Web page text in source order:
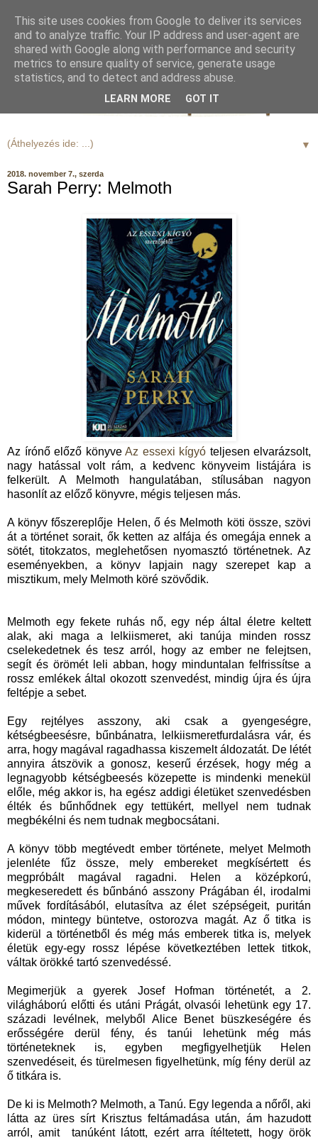
▼
2018. november 7., szerda
Sarah Perry: Melmoth
Az írónő előző könyve Az essexi kígyó teljesen elvarázsolt,
nagy hatással volt rám, a kedvenc könyveim listájára is
felkerült. A Melmoth hangulatában, stílusában nagyon
hasonlít az előző könyvre, mégis teljesen más.
A könyv főszereplője Helen, ő és Melmoth köti össze, szövi
át a történet sorait, ők ketten az alfája és omegája ennek a
sötét, titokzatos, meglehetősen nyomasztó történetnek. Az
eseményekben, a könyv lapjain nagy szerepet kap a
misztikum, mely Melmoth köré szövődik.
Melmoth egy fekete ruhás nő, egy nép által életre keltett
alak, aki maga a lelkiismeret, aki tanúja minden rossz
cselekedetnek és tesz arról, hogy az ember ne felejtsen,
segít és örömét leli abban, hogy minduntalan felfrissítse a
rossz emlékek által okozott szenvedést, mindig újra és újra
feltépje a sebet.
Egy rejtélyes asszony, aki csak a gyengeségre,
kétségbeesésre, bűnbánatra, lelkiismeretfurdalásra vár, és
arra, hogy magával ragadhassa kiszemelt áldozatát. De létét
annyira átszövik a gonosz, keserű érzések, hogy még a
legnagyobb kétségbeesés közepette is mindenki menekül
előle, még akkor is, ha egész addigi életüket szenvedésben
élték és bűnhődnek egy tettükért, mellyel nem tudnak
megbékélni és nem tudnak megbocsátani.
A könyv több megtévedt ember története, melyet Melmoth
jelenléte fűz össze, mely embereket megkísértett és
megpróbált magával ragadni. Helen a középkorú,
megkeseredett és bűnbánó asszony Prágában él, irodalmi
művek fordításából, elutasítva az élet szépségeit, puritán
módon, mintegy büntetve, ostorozva magát. Az ő titka is
kiderül a történetből és még más emberek titka is, melyek
életük egy-egy rossz lépése következtében lettek titkok,
váltak örökké tartó szenvedéssé.
Megimerjük a gyerek Josef Hofman történetét, a 2.
világháború előtti és utáni Prágát, olvasói lehetünk egy 17.
századi levélnek, melyből Alice Benet büszkeségére és
erősségére derül fény, és tanúi lehetünk még más
történeteknek is, egyben megfigyelhetjük Helen
szenvedéseit, és türelmesen figyelhetünk, míg fény derül az
ő titkára is.
De ki is Melmoth? Melmoth, a Tanú. Egy legenda a nőről, aki
látta az üres sírt Krisztus feltámadása után, ám hazudott
arról, amit tanúként látott, ezért arra ítéltetett, hogy örök
This site uses cookies from Google to deliver its services
and to analyze traffic. Your IP address and user-agent are
shared with Google along with performance and security
metrics to ensure quality of service, generate usage
statistics, and to detect and address abuse.
LEARN MORE GOT IT